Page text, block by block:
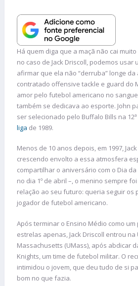
Há quem diga que a maçã não cai
no caso de Jack Driscoll, podemos usar
afirmar que ela não “derruba” longe da
contratado offensive tackle e guard do
amor pelo futebol americano no
também se dedicava ao esporte. John
ser selecionado pelo Buffalo Bills na
liga de 1989.
Menos de 10 anos depois, em 1997,
crescendo envolto a essa atmosfera
compartilhar o aniversário com o Dia
no dia 1º de abril –, o menino sempre
relação ao seu futuro: queria seguir os
jogador de futebol americano.
Após terminar o Ensino Médio como
estrelas apenas, Jack Driscoll entrou
Massachusetts (UMass), após abdicar
Knights, um time de futebol militar. O
intimidou o jovem, que deu tudo de si
bom no que fazia.